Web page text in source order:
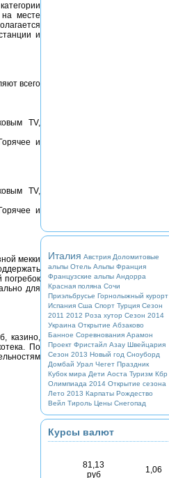
месте
и
всего
TV,
и
TV,
и
мекки
для
казино,
По
Италия Австрия Доломитовые
альпы Отель Альпы Франция
Французские альпы Андорра
Красная поляна Сочи
Приэльбрусье Горнолыжный курорт
Испания Сша Спорт Турция Сезон
2011 2012 Роза хутор Сезон 2014
Украина Открытие Абзаково
Банное Соревнования Арамон
Проект Фристайл Азау Швейцария
Сезон 2013 Новый год Сноуборд
Домбай Урал Чегет Праздник
Кубок мира Дети Аоста Туризм Кбр
Олимпиада 2014 Открытие сезона
Лето 2013 Карпаты Рождество
Вейл Тироль Цены Снегопад
Курсы валют
81,13
руб
1,06